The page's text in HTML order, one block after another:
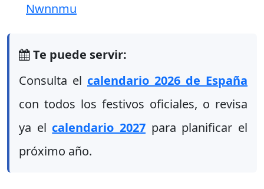
Nwnnmu
Te puede servir:
Consulta el calendario 2026 de España
con todos los festivos oficiales, o revisa
ya el calendario 2027 para planificar el
próximo año.